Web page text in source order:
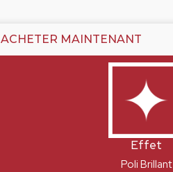
ACHETER MAINTENANT
Effet
Poli Brillant